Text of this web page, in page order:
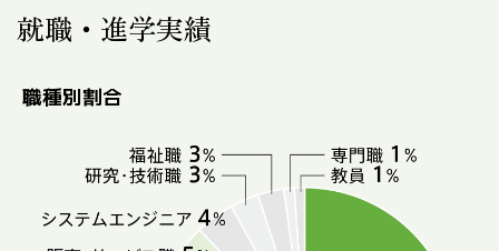
就職・進学実績
職種別割合